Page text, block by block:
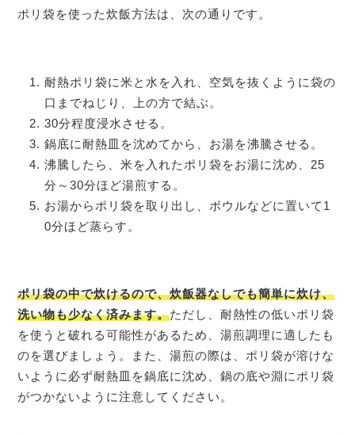
ポリ袋を使った炊飯方法は、次の通りです。
耐熱ポリ袋に米と水を入れ、空気を抜くように袋の
口までねじり、上の方で結ぶ。
30分程度浸水させる。
鍋底に耐熱皿を沈めてから、お湯を沸騰させる。
沸騰したら、米を入れたポリ袋をお湯に沈め、25
分～30分ほど湯煎する。
お湯からポリ袋を取り出し、ボウルなどに置いて1
0分ほど蒸らす。
ポリ袋の中で炊けるので、炊飯器なしでも簡単に炊け、
洗い物も少なく済みます。ただし、耐熱性の低いポリ袋
を使うと破れる可能性があるため、湯煎調理に適したも
のを選びましょう。また、湯煎の際は、ポリ袋が溶けな
いように必ず耐熱皿を鍋底に沈め、鍋の底や淵にポリ袋
がつかないように注意してください。